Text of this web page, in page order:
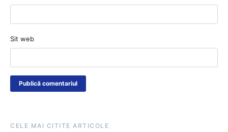
Sit web
CELE MAI CITITE ARTICOLE